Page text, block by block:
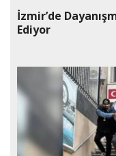
İzmir’de
Ediyor